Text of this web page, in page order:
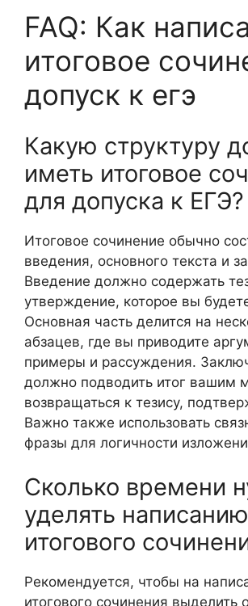
FAQ: Как
итоговое
допуск к егэ
Какую структуру
иметь итоговое
для допуска к ЕГЭ?
Итоговое сочинение обычно
введения, основного текста и
Введение должно содержать
утверждение, которое вы
Основная часть делится на
абзацев, где вы приводите
примеры и рассуждения.
должно подводить итог вашим
возвращаться к тезису,
Важно также использовать
фразы для логичности
Сколько времени
уделять написанию
итогового
Рекомендуется, чтобы на
итогового сочинения выделить